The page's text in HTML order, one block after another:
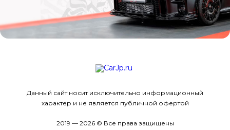
Данный сайт носит исключительно информационный
характер и не является публичной офертой
2019 — 2026 © Все права защищены